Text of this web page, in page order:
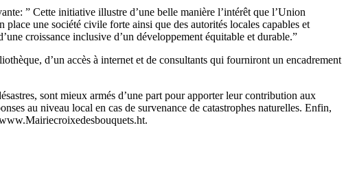
” Cette initiative illustre d’une belle manière l’intérêt que l’Union
une société civile forte ainsi que des autorités locales capables et
croissance inclusive d’un développement équitable et durable.”
d’un accès à internet et de consultants qui fourniront un encadrement
sont mieux armés d’une part pour apporter leur contribution aux
au niveau local en cas de survenance de catastrophes naturelles. Enfin,